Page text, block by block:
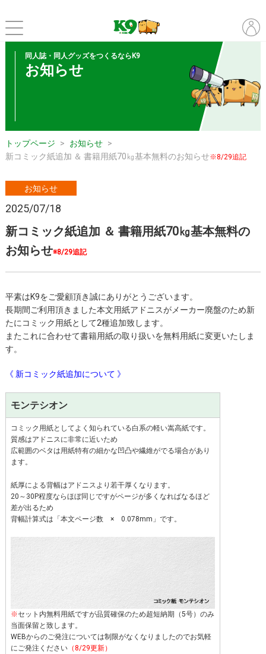
同人誌・同人グッズをつくるならK9
お知らせ
トップページ
お知らせ
新コミック紙追加 ＆ 書籍用紙70㎏基本無料のお知らせ※8/29追記
お知らせ
2025/07/18
新コミック紙追加 ＆ 書籍用紙70㎏基本無料の
お知らせ※8/29追記
平素はK9をご愛顧頂き誠にありがとうございます。
長期間ご利用頂きました本文用紙アドニスがメーカー廃盤のため新
たにコミック用紙として2種追加致します。
またこれに合わせて書籍用紙の取り扱いを無料用紙に変更いたしま
す。
《 新コミック紙追加について 》
モンテシオン
コミック用紙としてよく知られている白系の軽い嵩高紙です。
質感はアドニスに非常に近いため
広範囲のベタは用紙特有の細かな凹凸や繊維がでる場合があり
ます。
紙厚による背幅はアドニスより若干厚くなります。
20～30P程度ならほぼ同じですがページが多くなればなるほど
差が出るため
背幅計算式は「本文ページ数 × 0.078mm」です。
※セット内無料用紙ですが品質確保のため超短納期（5号）のみ
当面保留と致します。
WEBからのご発注については制限がなくなりましたのでお気軽
にご発注ください（8/29更新）